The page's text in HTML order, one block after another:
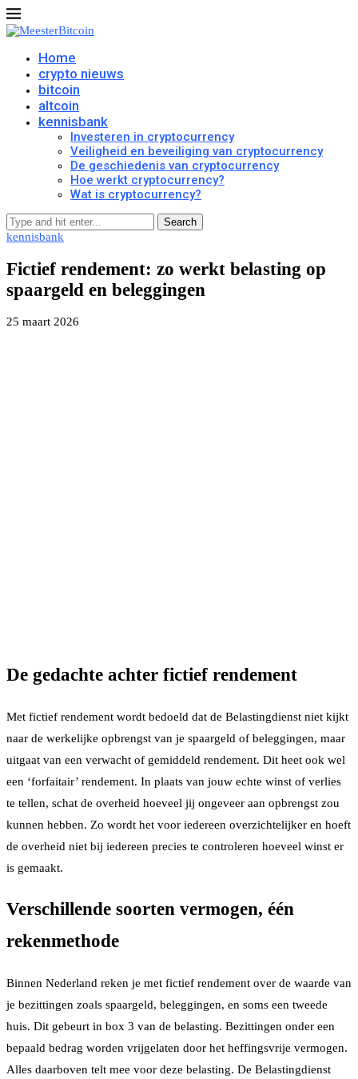
Home
crypto nieuws
bitcoin
altcoin
kennisbank
Investeren in cryptocurrency
Veiligheid en beveiliging van cryptocurrency
De geschiedenis van cryptocurrency
Hoe werkt cryptocurrency?
Wat is cryptocurrency?
Search
kennisbank
Fictief rendement: zo werkt belasting op
spaargeld en beleggingen
25 maart 2026
De gedachte achter fictief rendement
Met fictief rendement wordt bedoeld dat de Belastingdienst niet kijkt
naar de werkelijke opbrengst van je spaargeld of beleggingen, maar
uitgaat van een verwacht of gemiddeld rendement. Dit heet ook wel
een ‘forfaitair’ rendement. In plaats van jouw echte winst of verlies
te tellen, schat de overheid hoeveel jij ongeveer aan opbrengst zou
kunnen hebben. Zo wordt het voor iedereen overzichtelijker en hoeft
de overheid niet bij iedereen precies te controleren hoeveel winst er
is gemaakt.
Verschillende soorten vermogen, één
rekenmethode
Binnen Nederland reken je met fictief rendement over de waarde van
je bezittingen zoals spaargeld, beleggingen, en soms een tweede
huis. Dit gebeurt in box 3 van de belasting. Bezittingen onder een
bepaald bedrag worden vrijgelaten door het heffingsvrije vermogen.
Alles daarboven telt mee voor deze belasting. De Belastingdienst